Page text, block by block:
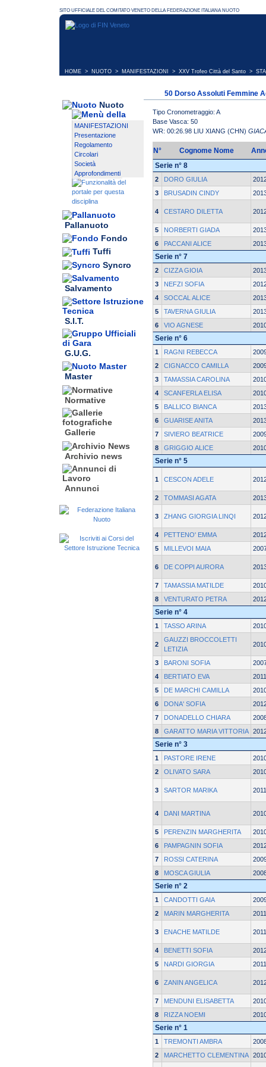
HOME > NUOTO > MANIFESTAZIONI > XXV Trofeo Città del Santo >
Nuoto
MANIFESTAZIONI
Presentazione
Regolamento
Circolari
Società
Approfondimenti
Pallanuoto
Fondo
Tuffi
Syncro
Salvamento
S.I.T.
G.U.G.
Master
Normative
Gallerie
Archivio news
Annunci
50 Dorso Assoluti Femmine
Tipo Cronometraggio: A
Base Vasca: 50
WR: 00:26.98 LIU XIANG (CHN)
N° Cognome Nome
Serie n° 8
2 DORO GIULIA
3
BRUSADIN CINDY
4 CESTARO DILETTA
5 NORBERTI GIADA
6
PACCANI ALICE
Serie n° 7
2 CIZZA GIOIA
3
NEFZI SOFIA
4
SOCCAL ALICE
5
TAVERNA GIULIA
6
VIO AGNESE
Serie n° 6
1 RAGNI REBECCA
2
CIGNACCO CAMILLA
3
TAMASSIA CAROLINA
4
SCANFERLA ELISA
5
BALLICO BIANCA
6
GUARISE ANITA
7
SIVIERO BEATRICE
8
GRIGGIO ALICE
Serie n° 5
1 CESCON ADELE
2 TOMMASI AGATA
3 ZHANG GIORGIA LINQI
4 PETTENO' EMMA
5
MILLEVOI MAIA
6 DE COPPI AURORA
7 TAMASSIA MATILDE
8
VENTURATO PETRA
Serie n° 4
1 TASSO ARINA
2
GAUZZI BROCCOLETTI
LETIZIA
3 BARONI SOFIA
4
BERTIATO EVA
2011
5
DE MARCHI CAMILLA
6
DONA' SOFIA
7
DONADELLO CHIARA
8
GARATTO MARIA VITTORIA
Serie n° 3
1 PASTORE IRENE
2
OLIVATO SARA
3 SARTOR MARIKA 2011
4 DANI MARTINA
5 PERENZIN MARGHERITA
6
PAMPAGNIN SOFIA
7
ROSSI CATERINA
8
MOSCA GIULIA
Serie n° 2
1 CANDOTTI GAIA
2
MARIN MARGHERITA 2011
3 ENACHE MATILDE 2011
4 BENETTI SOFIA
5
NARDI GIORGIA 2011
6 ZANIN ANGELICA
7 MENDUNI ELISABETTA
8
RIZZA NOEMI
Serie n° 1
1 TREMONTI AMBRA
2
MARCHETTO CLEMENTINA